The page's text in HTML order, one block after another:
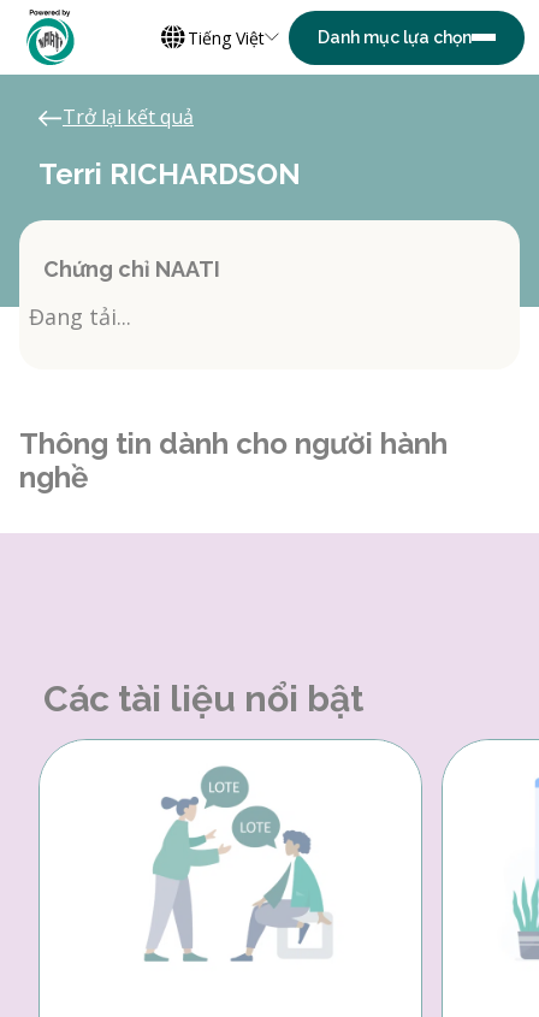
Tiếng Việt
Trở lại kết quả
Terri RICHARDSON
Chứng chỉ NAATI
Đang tải...
Thông tin dành cho người hành
nghề
Các tài liệu nổi bật